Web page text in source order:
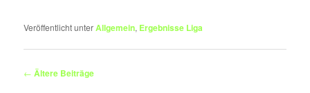
Veröffentlicht unterAllgemein, Ergebnisse Liga
Beitrags-
← Ältere Beiträge